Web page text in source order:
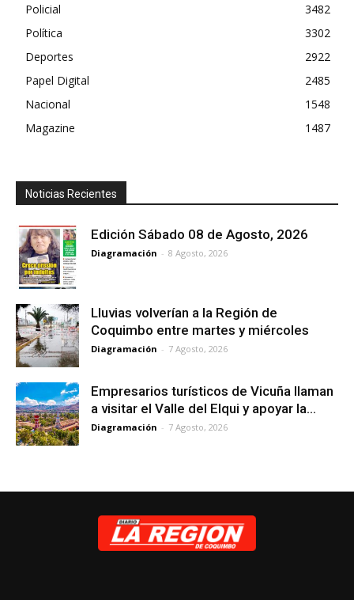
Policial
3482
Política
3302
Deportes
2922
Papel Digital
2485
Nacional
1548
Magazine
1487
Noticias Recientes
Edición Sábado 08 de Agosto, 2026
Diagramación - 8 Agosto, 2026
Lluvias volverían a la Región de
Coquimbo entre martes y miércoles
Diagramación - 7 Agosto, 2026
Empresarios turísticos de Vicuña llaman
a visitar el Valle del Elqui y apoyar la...
Diagramación - 7 Agosto, 2026